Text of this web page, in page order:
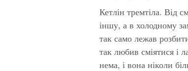
Кетлін тремтіла. Від
іншу, а в холодному
так само лежав
так любив сміятися і
нема, і вона ніколи